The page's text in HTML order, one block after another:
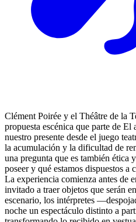
Clément Poirée y el Théâtre de la
propuesta escénica que parte de
nuestro presente desde el juego
la acumulación y la dificultad de
una pregunta que es también
poseer y qué estamos dispuestos a
La experiencia comienza antes de
invitado a traer objetos que serán
escenario, los intérpretes
noche un espectáculo distinto a